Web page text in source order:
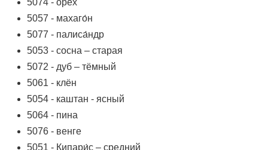
5074 - орех
5057 - махаго́н
5077 - палиса́ндр
5053 - сосна – старая
5072 - дуб – тёмный
5061 - клён
5054 - каштан - ясный
5064 - пина
5076 - венге
5051 - Кипари́с – средний